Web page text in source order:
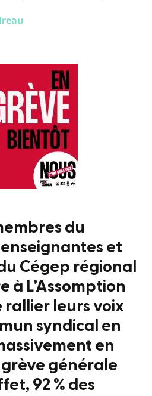
du
et
Cégep régional
à L’Assomption
rallier leurs voix
syndical en
en
générale
92 % des